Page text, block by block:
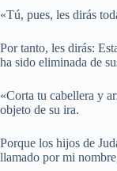
«Tú, pues, les dirás
Por tanto, les dirás:
ha sido eliminada de
«Corta tu cabellera y
objeto de su ira.
Porque los hijos de
llamado por mi